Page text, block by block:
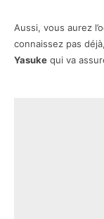
Aussi, vous aurez
connaissez pas
Yasuke qui va